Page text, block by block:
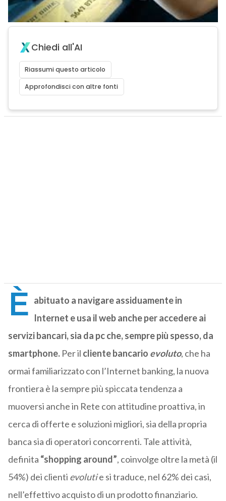
Chiedi all'AI
Riassumi questo articolo
Approfondisci con altre fonti
È abituato a navigare assiduamente in
Internet e usa il web anche per accedere ai
servizi bancari, sia da pc che, sempre più spesso, da
smartphone. Per il cliente bancario evoluto, che ha
ormai familiarizzato con l’Internet banking, la nuova
frontiera è la sempre più spiccata tendenza a
muoversi anche in Rete con attitudine proattiva, in
cerca di offerte e soluzioni migliori, sia della propria
banca sia di operatori concorrenti. Tale attività,
definita “shopping around”, coinvolge oltre la metà (il
54%) dei clienti evolutie si traduce, nel 62% dei casi,
nell’effettivo acquisto di un prodotto finanziario.